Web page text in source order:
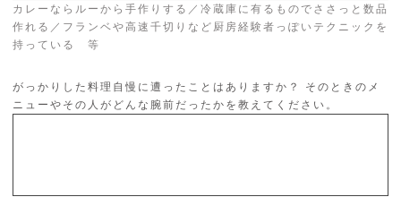
カレーならルーから手作りする／冷蔵庫に有るものでささっと数品
作れる／フランベや高速千切りなど厨房経験者っぽいテクニックを
持っている 等
がっかりした料理自慢に遭ったことはありますか？ そのときのメ
ニューやその人がどんな腕前だったかを教えてください。